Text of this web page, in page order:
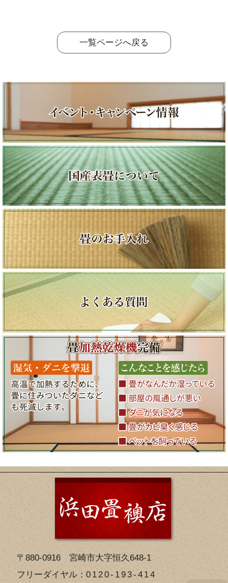
一覧ページへ戻る
〒880-0916 宮崎市大字恒久648-1
フリーダイヤル： 0120-193-414